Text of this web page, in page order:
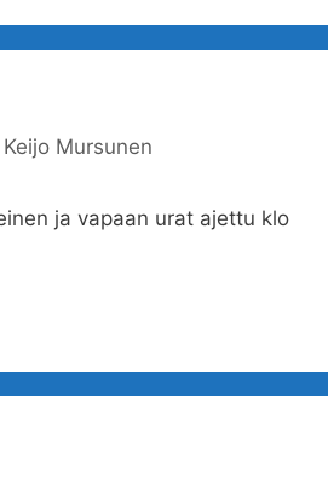
Keijo Mursunen
ja vapaan urat ajettu klo